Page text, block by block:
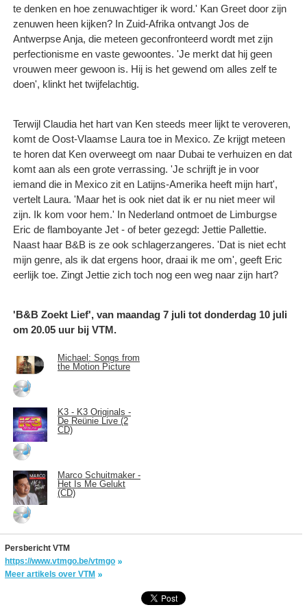
te denken en hoe zenuwachtiger ik word.' Kan Greet door zijn
zenuwen heen kijken? In Zuid-Afrika ontvangt Jos de
Antwerpse Anja, die meteen geconfronteerd wordt met zijn
perfectionisme en vaste gewoontes. 'Je merkt dat hij geen
vrouwen meer gewoon is. Hij is het gewend om alles zelf te
doen', klinkt het twijfelachtig.
Terwijl Claudia het hart van Ken steeds meer lijkt te veroveren,
komt de Oost-Vlaamse Laura toe in Mexico. Ze krijgt meteen
te horen dat Ken overweegt om naar Dubai te verhuizen en dat
komt aan als een grote verrassing. 'Je schrijft je in voor
iemand die in Mexico zit en Latijns-Amerika heeft mijn hart',
vertelt Laura. 'Maar het is ook niet dat ik er nu niet meer wil
zijn. Ik kom voor hem.' In Nederland ontmoet de Limburgse
Eric de flamboyante Jet - of beter gezegd: Jettie Pallettie.
Naast haar B&B is ze ook schlagerzangeres. 'Dat is niet echt
mijn genre, als ik dat ergens hoor, draai ik me om', geeft Eric
eerlijk toe. Zingt Jettie zich toch nog een weg naar zijn hart?
'B&B Zoekt Lief', van maandag 7 juli tot donderdag 10 juli
om 20.05 uur bij VTM.
Michael: Songs from
the Motion Picture
K3 - K3 Originals -
De Reünie Live (2
CD)
Marco Schuitmaker -
Het Is Me Gelukt
(CD)
Persbericht VTM
https://www.vtmgo.be/vtmgo
Meer artikels over VTM